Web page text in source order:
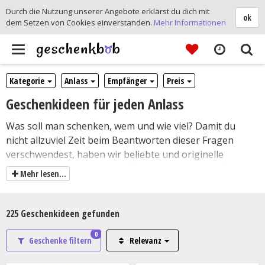
Toggle
navigation
Kategorie Anlass Empfänger Preis
Geschenkideen für jeden Anlass
Was soll man schenken, wem und wie viel? Damit du
nicht allzuviel Zeit beim Beantworten dieser Fragen
verschwendest, haben wir beliebte und originelle
Geschenkideen gesammelt. Mit unseren ausgewählten
Geschenken für jeden Anlass und jedes Budget möchten
Zusammenstellung außergewöhnlicher Präsente will dir
Geschenkideen soll dich inspirieren. Anlässe zum
Schenken sind mitGeburtstag,Weihnachten
Mehr lesen...
225 Geschenkideen gefunden
Geschenke filtern
0
Relevanz
ok
Durch die Nutzung unserer Angebote erklärst du dich mit
dem Setzen von Cookies einverstanden. Mehr Informationen